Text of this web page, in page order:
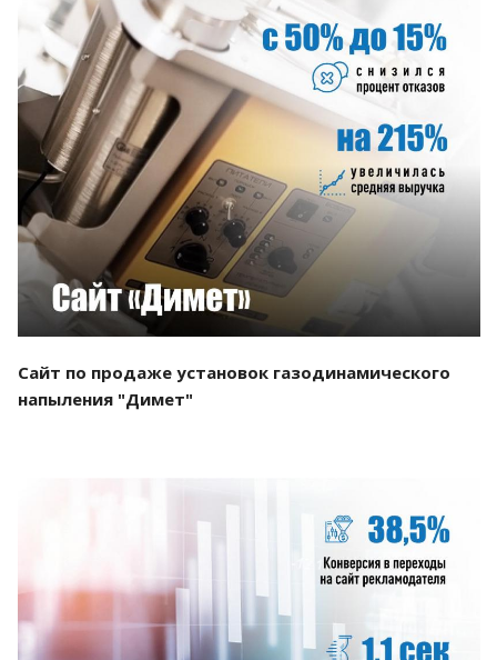
Смотреть проект
Сайт по продаже установок газодинамического
напыления "Димет"